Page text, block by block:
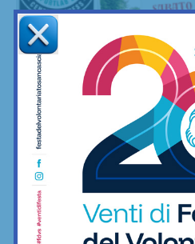
Fitness
Arriva “SPORTLAB21
fitness e benessere per
04/09/2025
Sabato 20 settembre l'evento
tre anni di attività di Sport Lab21:
partecipare